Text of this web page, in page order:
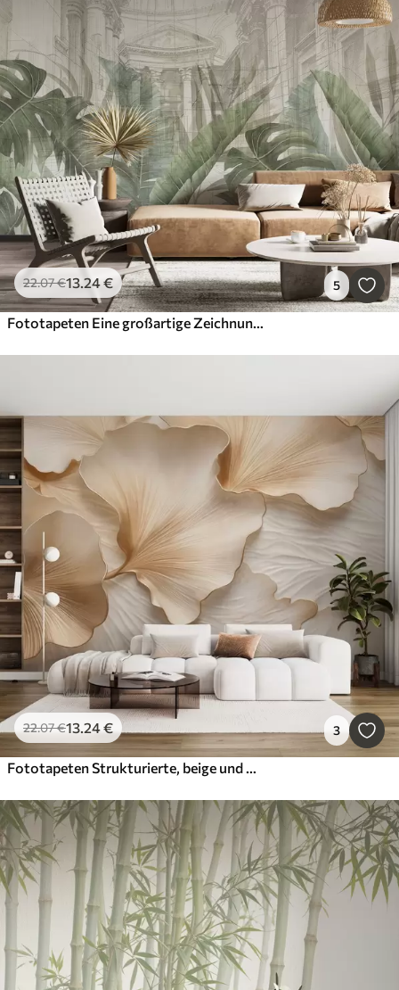
22.07€13.24€ 5
Fototapeten Eine großartige Zeichnung verzierten architektonischen Marmorsäulen und üppigen tropischen grünen Pflanzen
22.07€13.24€ 3
Fototapeten Strukturierte, beige und weiße Ginkgoblätter mit zartem Bio-Print